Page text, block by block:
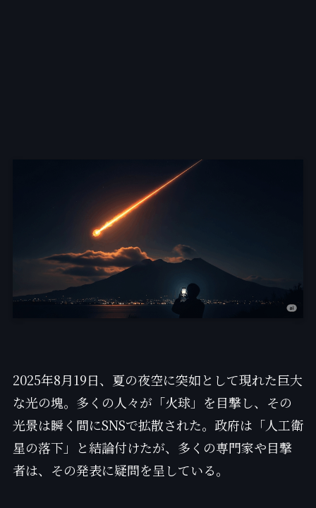
2025年8月19日、夏の夜空に突如として現れた巨大
な光の塊。多くの人々が「火球」を目撃し、その
光景は瞬く間にSNSで拡散された。政府は「人工衛
星の落下」と結論付けたが、多くの専門家や目撃
者は、その発表に疑問を呈している。